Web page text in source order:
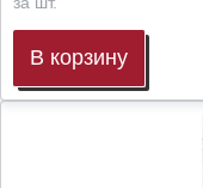
В корзину